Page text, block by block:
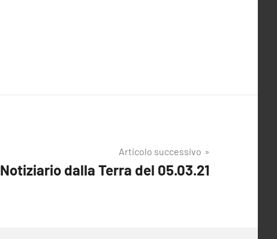
Articolo successivo
Notiziario dalla Terra del 05.03.21